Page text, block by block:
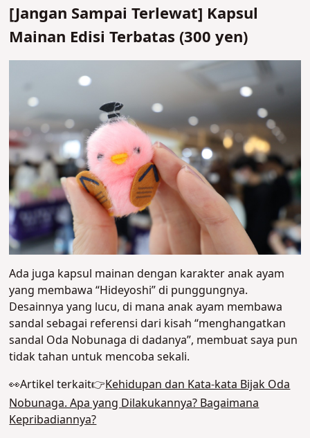
[Jangan Sampai Terlewat] Kapsul
Mainan Edisi Terbatas (300 yen)
Ada juga kapsul mainan dengan karakter anak ayam
yang membawa “Hideyoshi” di punggungnya.
Desainnya yang lucu, di mana anak ayam membawa
sandal sebagai referensi dari kisah “menghangatkan
sandal Oda Nobunaga di dadanya”, membuat saya pun
tidak tahan untuk mencoba sekali.
👀Artikel terkait👉Kehidupan dan Kata-kata Bijak Oda
Nobunaga. Apa yang Dilakukannya? Bagaimana
Kepribadiannya?